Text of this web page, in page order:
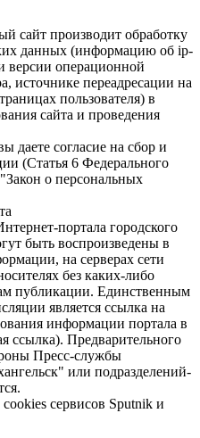
сайт производит обработку
данных (информацию об ip-
версии операционной
источнике переадресации на
пользователя) в
сайта и проведения
даете согласие на сбор и
(Статья 6 Федерального
о персональных
портала городского
быть воспроизведены в
на серверах сети
без каких-либо
публикации. Единственным
является ссылка на
информации портала в
ссылка). Предварительного
Пресс-службы
или подразделений-
сервисов Sputnik и